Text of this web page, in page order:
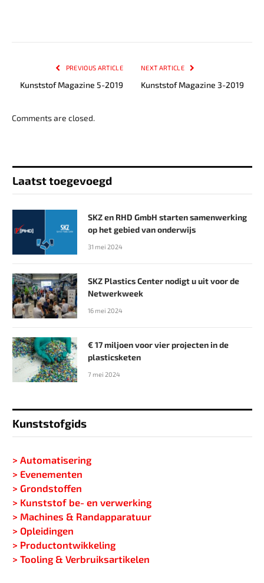
PREVIOUS ARTICLE
Kunststof Magazine 5-2019
NEXT ARTICLE
Kunststof Magazine 3-2019
Comments are closed.
Laatst toegevoegd
SKZ en RHD GmbH starten samenwerking
op het gebied van onderwijs
31 mei 2024
SKZ Plastics Center nodigt u uit voor de
Netwerkweek
16 mei 2024
€ 17 miljoen voor vier projecten in de
plasticsketen
7 mei 2024
Kunststofgids
> Automatisering
> Evenementen
> Grondstoffen
> Kunststof be- en verwerking
> Machines & Randapparatuur
> Opleidingen
> Productontwikkeling
> Tooling & Verbruiksartikelen